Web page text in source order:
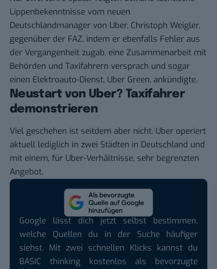
Lippenbekenntnisse vom neuen
Deutschlandmanager von Uber, Christoph Weigler,
gegenüber der FAZ, indem er ebenfalls Fehler aus
der Vergangenheit zugab, eine Zusammenarbeit mit
Behörden und Taxifahrern versprach und sogar
einen Elektroauto-Dienst, Uber Green, ankündigte.
Neustart von Uber? Taxifahrer
demonstrieren
Viel geschehen ist seitdem aber nicht. Uber operiert
aktuell lediglich in zwei Städten in Deutschland und
mit einem, für Uber-Verhältnisse, sehr begrenzten
Angebot.
Google lässt dich jetzt selbst bestimmen,
welche Quellen du in der Suche häufiger
siehst. Mit zwei schnellen Klicks kannst du
BASIC thinking kostenlos als bevorzugte